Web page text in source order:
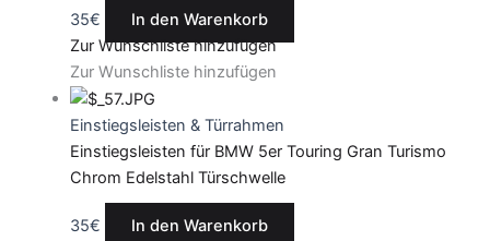
35€
In den Warenkorb
Zur Wunschliste hinzufügen
Zur Wunschliste hinzufügen
Einstiegsleisten & Türrahmen
Einstiegsleisten für BMW 5er Touring Gran Turismo
Chrom Edelstahl Türschwelle
35€
In den Warenkorb